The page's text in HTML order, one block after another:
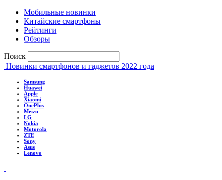
Мобильные новинки
Китайские смартфоны
Рейтинги
Обзоры
Поиск
Новинки смартфонов и гаджетов 2022 года
Samsung
Huawei
Apple
Xiaomi
OnePlus
Meizu
LG
Nokia
Motorola
ZTE
Sony
Asus
Lenovo